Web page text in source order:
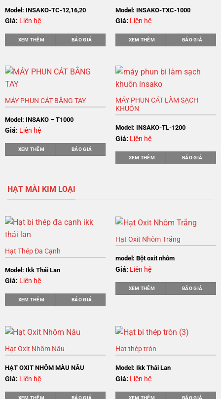
Model: INSAKO-TC-12,16,20
Giá: Liên hệ
XEM THÊM BÁO GIÁ
Model: INSAKO-TXC-1000
Giá: Liên hệ
XEM THÊM BÁO GIÁ
MÁY PHUN CÁT BẰNG TAY
Model: INSAKO – T1000
Giá: Liên hệ
XEM THÊM BÁO GIÁ
MÁY PHUN CÁT LÀM SẠCH
KHUÔN
Model: INSAKO-TL-1200
Giá: Liên hệ
XEM THÊM BÁO GIÁ
HẠT MÀI KIM LOẠI
Hạt Thép Đa Cạnh
Model: Ikk Thái Lan
Giá: Liên hệ
XEM THÊM BÁO GIÁ
Hạt Oxit Nhôm Trắng
model: Bột oxit nhôm
Giá: Liên hệ
XEM THÊM BÁO GIÁ
Hạt Oxit Nhôm Nâu
HẠT OXIT NHÔM MÀU NÂU
Giá: Liên hệ
XEM THÊM BÁO GIÁ
Hạt thép tròn
Model: Ikk Thái Lan
Giá: Liên hệ
XEM THÊM BÁO GIÁ